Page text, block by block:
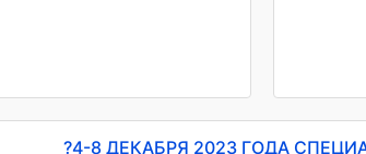
?4-8 ДЕКАБРЯ 2023 ГОДА